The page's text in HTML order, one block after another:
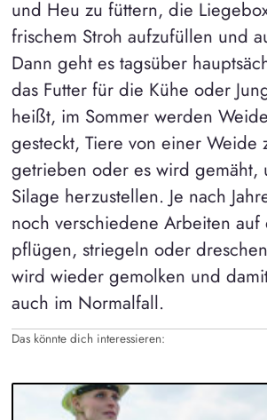
und Heu zu füttern, die
frischem Stroh aufzufüllen und
Dann geht es tagsüber
das Futter für die Kühe oder
heißt, im Sommer werden
gesteckt, Tiere von einer Weide
getrieben oder es wird gemäht,
Silage herzustellen. Je nach
noch verschiedene Arbeiten
pflügen, striegeln oder
wird wieder gemolken und
auch im Normalfall.
Das könnte dich interessieren: